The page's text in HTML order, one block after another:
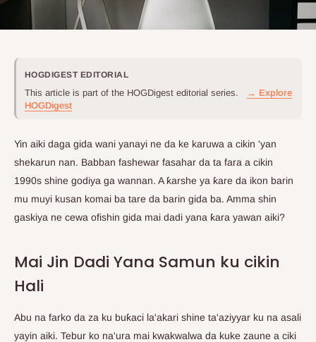
HOGDIGEST EDITORIAL
This article is part of the HOGDigest editorial series.
→ Explore
HOGDigest
Yin aiki daga gida wani yanayi ne da ke karuwa a cikin 'yan
shekarun nan. Babban fashewar fasahar da ta fara a cikin
1990s shine godiya ga wannan. A ƙarshe ya ƙare da ikon barin
mu muyi kusan komai ba tare da barin gida ba. Amma shin
gaskiya ne cewa ofishin gida mai dadi yana ƙara yawan aiki?
Mai Jin Dadi Yana Samun ku cikin
Hali
Abu na farko da za ku buƙaci la'akari shine ta'aziyyar ku na asali
yayin aiki. Tebur ko na'ura mai kwakwalwa da kuke zaune a ciki